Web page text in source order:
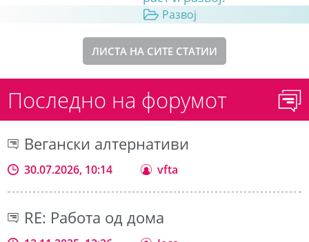
Развој
ЛИСТА НА СИТЕ СТАТИИ
Последно на форумот
Вегански алтернативи
30.07.2026, 10:14 vfta
RE: Работа од дома